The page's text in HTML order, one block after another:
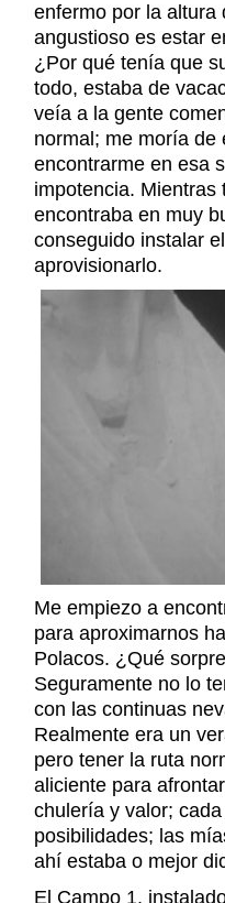
enfermo por la altura
angustioso es estar
¿Por qué tenía que
todo, estaba de
veía a la gente
normal; me moría de
encontrarme en esa
impotencia. Mientras
encontraba en muy
conseguido instalar
aprovisionarlo.
Me empiezo a
para aproximarnos
Polacos. ¿Qué
Seguramente no lo
con las continuas
Realmente era un
pero tener la ruta
aliciente para
chulería y valor;
posibilidades; las
ahí estaba o mejor
El Campo 1,